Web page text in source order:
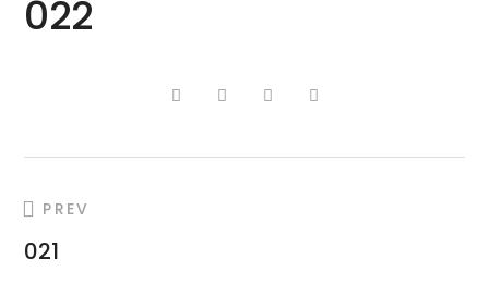
022
PREV
021